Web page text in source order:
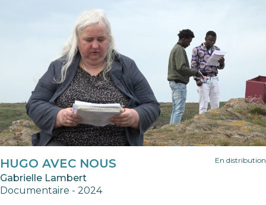
En distribution
HUGO AVEC NOUS
Gabrielle Lambert
Documentaire - 2024